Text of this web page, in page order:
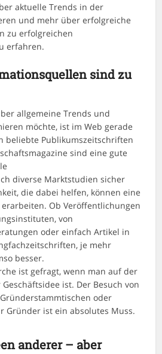
aktuelle Trends in der
und mehr über erfolgreiche
zu erfolgreichen
erfahren.
sind zu
allgemeine Trends und
möchte, ist im Web gerade
beliebte Publikumszeitschriften
sind eine gute
diverse Marktstudien sicher
die dabei helfen, können eine
erarbeiten. Ob Veröffentlichungen
von
oder einfach Artikel in
je mehr
besser.
ist gefragt, wenn man auf der
ist. Der Besuch von
oder
Gründer ist ein absolutes Muss.
anderer – aber